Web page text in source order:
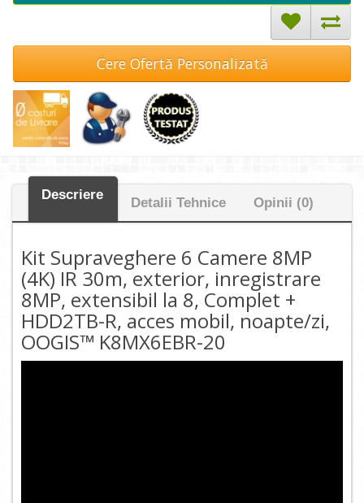
Cere Ofertă Personalizată
Descriere
Detalii Tehnice Opinii (0)
Kit Supraveghere 6 Camere 8MP
(4K) IR 30m, exterior, inregistrare
8MP, extensibil la 8, Complet +
HDD2TB-R, acces mobil, noapte/zi,
OOGIS™ K8MX6EBR-20